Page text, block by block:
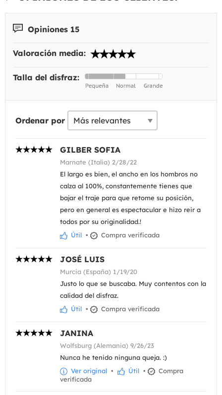
Opiniones 15
Valoración media:
Talla del disfraz:
Ordenar por
GILBER SOFIA
Marnate (Italia) 2/28/22
El largo es bien, el ancho en los hombros no
calza al 100%, constantemente tienes que
bajar el traje para que retome su posición,
pero en general es espectacular e hizo reir a
todos por su originalidad.!
Útil • Compra verificada
JOSÉ LUIS
Murcia (España) 1/19/20
Justo lo que se buscaba. Muy contentos con la
calidad del disfraz.
Útil • Compra verificada
JANINA
Wolfsburg (Alemania) 9/26/23
Nunca he tenido ninguna queja. :)
Ver original • Útil •
Compra
verificada